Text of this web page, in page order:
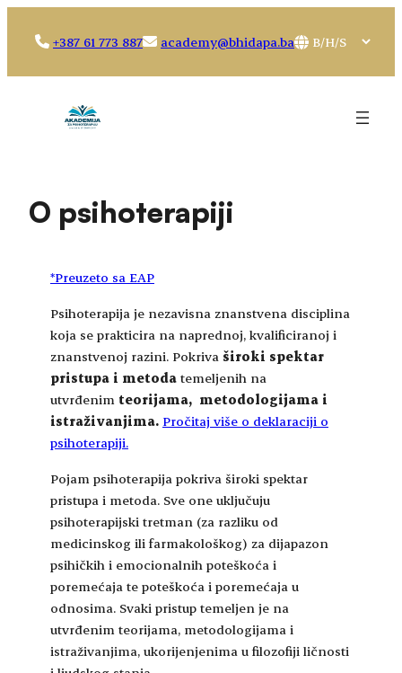
+387 61 773 887 academy@bhidapa.ba
Choose
O psihoterapiji
*Preuzeto sa EAP
Psihoterapija je nezavisna znanstvena disciplina
koja se prakticira na naprednoj, kvalificiranoj i
znanstvenoj razini. Pokriva široki spektar
pristupa i metoda temeljenih na
utvrđenim teorijama, metodologijama i
istraživanjima. Pročitaj više o deklaraciji o
psihoterapiji.
Pojam psihoterapija pokriva široki spektar
pristupa i metoda. Sve one uključuju
psihoterapijski tretman (za razliku od
medicinskog ili farmakološkog) za dijapazon
psihičkih i emocionalnih poteškoća i
poremećaja te poteškoća i poremećaja u
odnosima. Svaki pristup temeljen je na
utvrđenim teorijama, metodologijama i
istraživanjima, ukorijenjenima u filozofiji ličnosti